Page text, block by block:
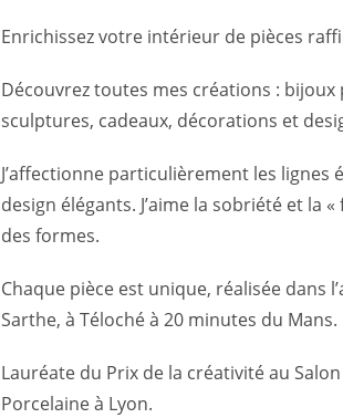
Enrichissez votre intérieur de pièces
Découvrez toutes mes créations : bijoux
sculptures, cadeaux, décorations et
J’affectionne particulièrement les lignes
design élégants. J’aime la sobriété et la
des formes.
Chaque pièce est unique, réalisée dans
Sarthe, à Téloché à 20 minutes du Mans.
Lauréate du Prix de la créativité au
Porcelaine à Lyon.